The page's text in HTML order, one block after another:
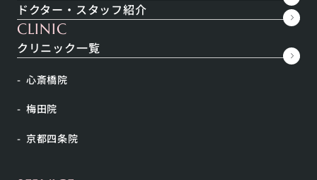
ドクター・スタッフ紹介
CLINIC
クリニック一覧
心斎橋院
梅田院
京都四条院